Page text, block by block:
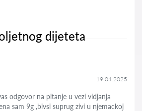
dijeteta
19.04.2025
odgovor na pitanje u vezi vidjanja
sam 9g ,bivsi suprug zivi u njemackoj